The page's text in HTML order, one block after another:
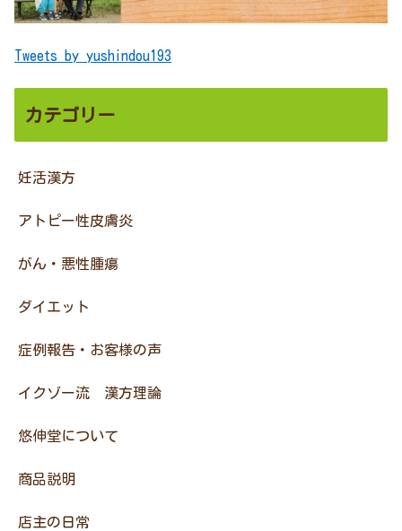
Tweets by yushindou193
カテゴリー
妊活漢方
アトピー性皮膚炎
がん・悪性腫瘍
ダイエット
症例報告・お客様の声
イクゾー流 漢方理論
悠伸堂について
商品説明
店主の日常